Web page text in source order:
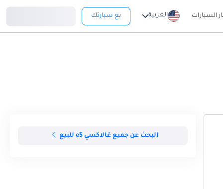
السيارات العربية بع سيارتك
البحث عن جميع غالاكسي e5 للبيع